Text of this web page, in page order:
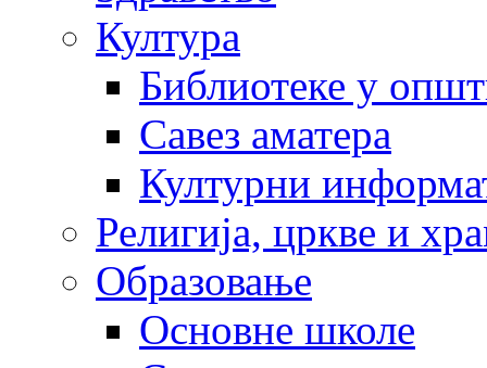
Култура
Библиотеке у
Савез аматера
Културни
Религија, цркве и
Образовање
Основне школе